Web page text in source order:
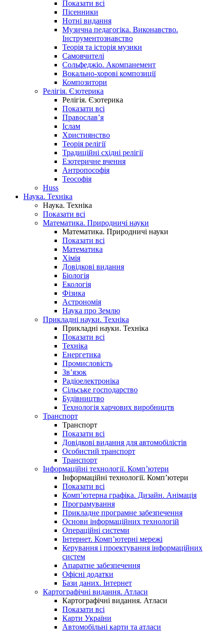
Показати всі
Пісенники
Нотні видання
Музична педагогіка. Виконавство.
Інструментознавство
Теорія та історія музики
Самовчителі
Сольфеджіо. Акомпанемент
Вокально-хорові композиції
Композитори
Релігія. Єзотерика
Релігія. Єзотерика
Показати всі
Православ’я
Іслам
Християнство
Теорія релігії
Традиційні східні релігії
Езотеричне вчення
Антропософія
Теософія
Huss
Наука. Техніка
Наука. Техніка
Показати всі
Математика. Природничі науки
Математика. Природничі науки
Показати всі
Математика
Хімія
Довідкові видання
Біологія
Екологія
Фізика
Астрономія
Наука про Землю
Прикладні науки. Техніка
Прикладні науки. Техніка
Показати всі
Техніка
Енергетика
Промисловість
Зв’язок
Радіоелектроніка
Сільське господарство
Будівництво
Технологія харчових виробництв
Транспорт
Транспорт
Показати всі
Довідкові видання для автомобілістів
Особистий транспорт
Транспорт
Інформаційні технології. Комп’ютери
Інформаційні технології. Комп’ютери
Показати всі
Комп’ютерна графіка. Дизайн. Анімація
Програмування
Прикладне програмне забезпечення
Основи інформаційних технологій
Операційні системи
Інтернет. Комп’ютерні мережі
Керування і проектування інформаційних
систем
Апаратне забезпечення
Офісні додатки
Бази даних. Інтернет
Картографічні видання. Атласи
Картографічні видання. Атласи
Показати всі
Карти України
Автомобільні карти та атласи